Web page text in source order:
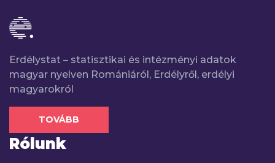
Erdélystat – statisztikai és intézményi adatok
magyar nyelven Romániáról, Erdélyről, erdélyi
magyarokról
TOVÁBB
Rólunk